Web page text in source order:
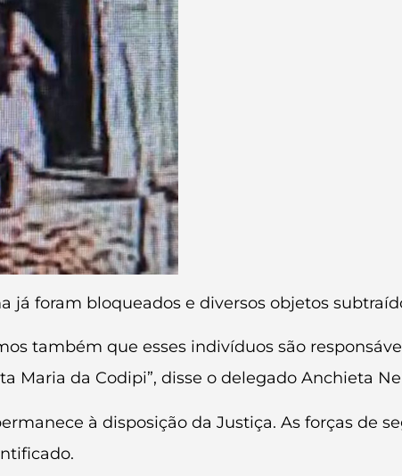
já foram bloqueados e diversos objetos
também que esses indivíduos são
Maria da Codipi”, disse o delegado Anchieta
à disposição da Justiça. As forças de